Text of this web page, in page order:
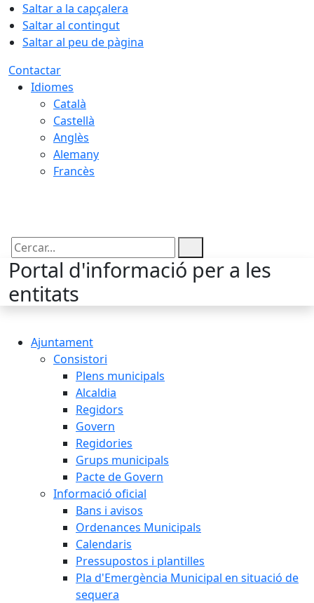
Saltar a la capçalera
Saltar al contingut
Saltar al peu de pàgina
Contactar
Idiomes
Català
Castellà
Anglès
Alemany
Francès
Cercar:
Portal d'informació per a les
entitats
Ajuntament
Consistori
Plens municipals
Alcaldia
Regidors
Govern
Regidories
Grups municipals
Pacte de Govern
Informació oficial
Bans i avisos
Ordenances Municipals
Calendaris
Pressupostos i plantilles
Pla d'Emergència Municipal en situació de
sequera